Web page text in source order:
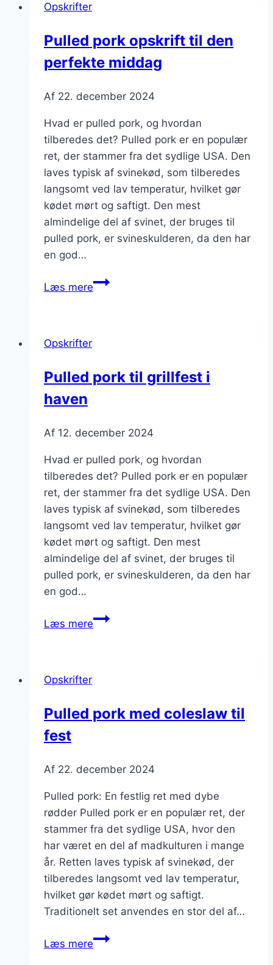
salsa
Opskrifter
Pulled pork opskrift til den
perfekte middag
Af 22. december 2024
Hvad er pulled pork, og hvordan
tilberedes det? Pulled pork er en populær
ret, der stammer fra det sydlige USA. Den
laves typisk af svinekød, som tilberedes
langsomt ved lav temperatur, hvilket gør
kødet mørt og saftigt. Den mest
almindelige del af svinet, der bruges til
pulled pork, er svineskulderen, da den har
en god…
Læs merePulled
middag
Opskrifter
Pulled pork til grillfest i
haven
Af 12. december 2024
Hvad er pulled pork, og hvordan
tilberedes det? Pulled pork er en populær
ret, der stammer fra det sydlige USA. Den
laves typisk af svinekød, som tilberedes
langsomt ved lav temperatur, hvilket gør
kødet mørt og saftigt. Den mest
almindelige del af svinet, der bruges til
pulled pork, er svineskulderen, da den har
en god…
Læs merePulled
Opskrifter
Pulled pork med coleslaw til
fest
Af 22. december 2024
Pulled pork: En festlig ret med dybe
rødder Pulled pork er en populær ret, der
stammer fra det sydlige USA, hvor den
har været en del af madkulturen i mange
år. Retten laves typisk af svinekød, der
tilberedes langsomt ved lav temperatur,
hvilket gør kødet mørt og saftigt.
Traditionelt set anvendes en stor del af…
Læs merePulled